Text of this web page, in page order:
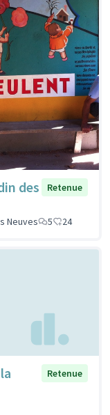
des
Retenue
Neuves 5 24
Retenue